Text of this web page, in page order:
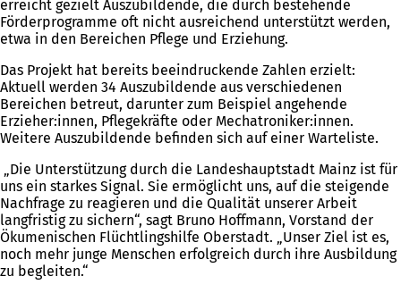
erreicht gezielt Auszubildende, die durch bestehende
Förderprogramme oft nicht ausreichend unterstützt werden,
etwa in den Bereichen Pflege und Erziehung.
Das Projekt hat bereits beeindruckende Zahlen erzielt:
Aktuell werden 34 Auszubildende aus verschiedenen
Bereichen betreut, darunter zum Beispiel angehende
Erzieher:innen, Pflegekräfte oder Mechatroniker:innen.
Weitere Auszubildende befinden sich auf einer Warteliste.
„Die Unterstützung durch die Landeshauptstadt Mainz ist für
uns ein starkes Signal. Sie ermöglicht uns, auf die steigende
Nachfrage zu reagieren und die Qualität unserer Arbeit
langfristig zu sichern“, sagt Bruno Hoffmann, Vorstand der
Ökumenischen Flüchtlingshilfe Oberstadt. „Unser Ziel ist es,
noch mehr junge Menschen erfolgreich durch ihre Ausbildung
zu begleiten.“